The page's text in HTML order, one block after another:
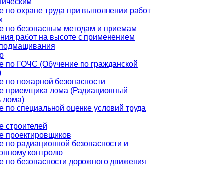
по охране труда при выполнении работ
по безопасным методам и приемам
работ на высоте с применением
по ГОЧС (Обучение по гражданской
по пожарной безопасности
приемщика лома (Радиационный
лома)
по специальной оценке условий труда
строителей
проектировщиков
по радиационной безопасности и
контролю
по безопасности дорожного движения